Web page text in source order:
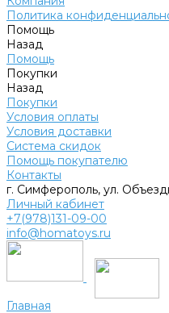
Политика
Помощь
Назад
Помощь
Покупки
Назад
Покупки
Условия оплаты
Условия доставки
Система скидок
Помощь покупателю
Контакты
г. Симферополь, ул.
Личный кабинет
+7(978)131-09-00
info@homatoys.ru
Главная